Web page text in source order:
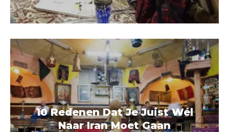
10 Redenen Dat Je Juist Wél
Naar Iran Moet Gaan